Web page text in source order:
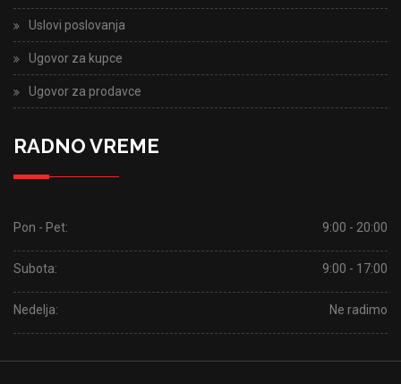
Uslovi poslovanja
Ugovor za kupce
Ugovor za prodavce
RADNO VREME
Pon - Pet: 9:00 - 20:00
Subota: 9:00 - 17:00
Nedelja: Ne radimo